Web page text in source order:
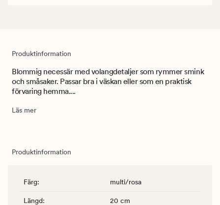
Produktinformation
Blommig necessär med volangdetaljer som rymmer smink
och småsaker. Passar bra i väskan eller som en praktisk
förvaring hemma....
Läs mer
Produktinformation
Färg: multi/rosa
Längd: 20 cm